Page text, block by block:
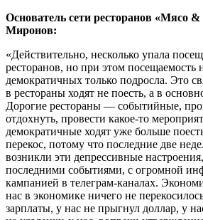
Основатель сети ресторанов «Мясо
Миронов:
«Действительно, несколько упала
ресторанов, но при этом посещаемость
демократичных только подросла. Это
в рестораны ходят не поесть, а в
Дорогие рестораны — событийные,
отдохнуть, провести какое-то
демократичные ходят уже больше
перекос, потому что последние две
возникли эти депрессивные
последними событиями, с огромной
кампанией в телеграм-каналах.
нас в экономике ничего не
зарплаты, у нас не прыгнул доллар, у